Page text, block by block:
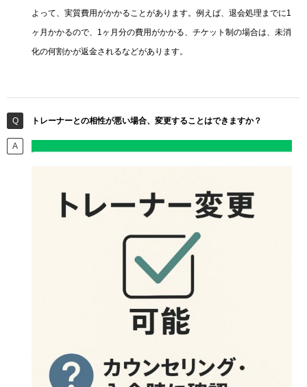
よって、実質費用がかかることがあります。例えば、退会処理までに1
ヶ月かかるので、1ヶ月分の費用がかかる、チケット制の場合は、未消
化の何割かが返金されるなどがあります。
トレーナーとの相性が悪い場合、変更することはできますか？